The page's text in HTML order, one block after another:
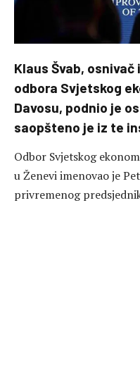
Klaus Švab,
odbora Svjetskog
Davosu, podnio je
saopšteno je iz te
Odbor Svjetskog
u Ženevi imenovao je
privremenog